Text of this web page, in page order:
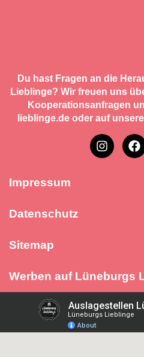
Du hast Fragen an die
Lieblinge? Wir freuen uns
Kooperationsanfragen
lieblinge.de oder auf
Impressum
Datenschutz
Sitemap
Werben auf Lüneburgs